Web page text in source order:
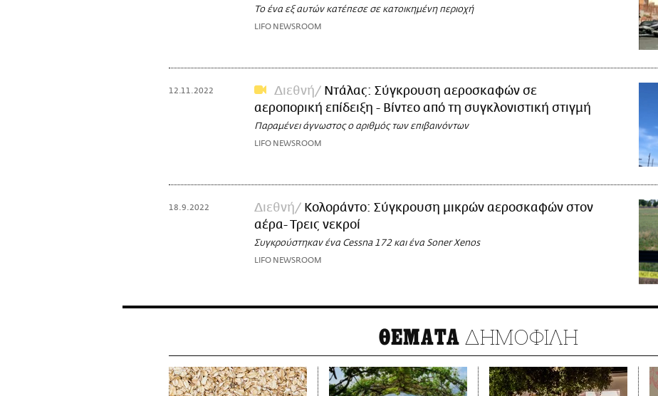
Το ένα εξ αυτών κατέπεσε σε κατοικημένη περιοχή
LIFO NEWSROOM
12.11.2022 Διεθνή
Ντάλας: Σύγκρουση αεροσκαφών σε
αεροπορική επίδειξη - Βίντεο από τη συγκλονιστική στιγμή
Παραμένει άγνωστος ο αριθμός των επιβαινόντων
LIFO NEWSROOM
18.9.2022 Διεθνή
Κολοράντο: Σύγκρουση μικρών αεροσκαφών στον
αέρα- Τρεις νεκροί
Συγκρούστηκαν ένα Cessna 172 και ένα Soner Xenos
LIFO NEWSROOM
ΘΕΜΑΤΑ ΔΗΜΟΦΙΛΗ